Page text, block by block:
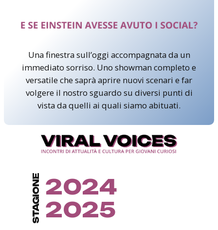
Una finestra sull’oggi accompagnata da un
immediato sorriso. Uno showman completo e
versatile che saprà aprire nuovi scenari e far
volgere il nostro sguardo su diversi punti di
vista da quelli ai quali siamo abituati.
STAGIONE 2024
2025